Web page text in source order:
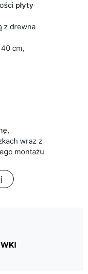
płyty
z drewna
cm,
wraz z
montażu